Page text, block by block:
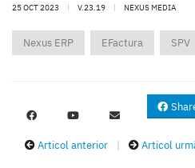
25 OCT 2023 | V.23.19 | NEXUS MEDIA
Nexus ERP EFactura SPV
Articol anterior | Articol